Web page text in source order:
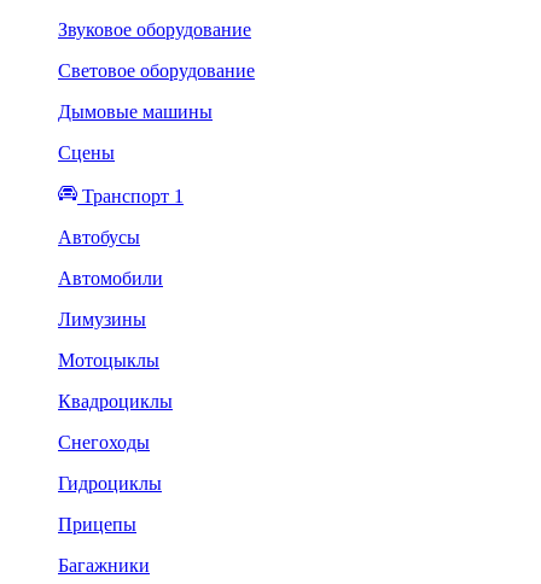
Звуковое оборудование
Световое оборудование
Дымовые машины
Сцены
Транспорт 1
Автобусы
Автомобили
Лимузины
Мотоцыклы
Квадроциклы
Снегоходы
Гидроциклы
Прицепы
Багажники